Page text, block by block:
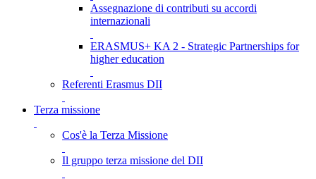
Assegnazione di contributi su accordi
internazionali
ERASMUS+ KA 2 - Strategic Partnerships for
higher education
Referenti Erasmus DII
Terza missione
Cos'è la Terza Missione
Il gruppo terza missione del DII